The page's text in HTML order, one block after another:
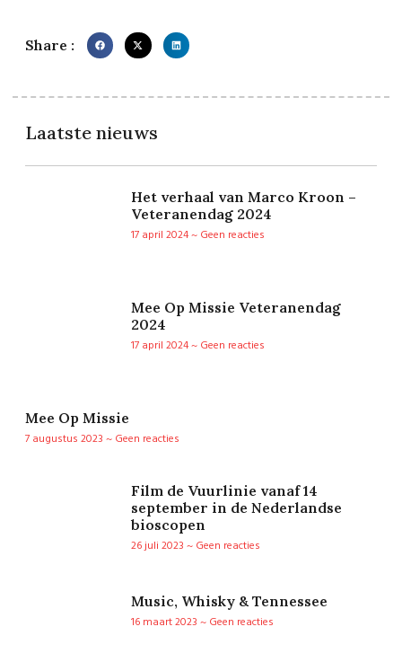
Share :
Laatste nieuws
Het verhaal van Marco Kroon –
Veteranendag 2024
17 april 2024
Geen reacties
Mee Op Missie Veteranendag
2024
17 april 2024
Geen reacties
Mee Op Missie
7 augustus 2023
Geen reacties
Film de Vuurlinie vanaf 14
september in de Nederlandse
bioscopen
26 juli 2023
Geen reacties
Music, Whisky & Tennessee
16 maart 2023
Geen reacties